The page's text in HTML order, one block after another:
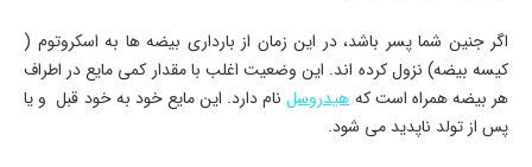
اگر جنین شما پسر باشد، در این زمان از بارداری بیضه ها به اسکروتوم (
کیسه بیضه) نزول کرده اند. این وضعیت اغلب با مقدار کمی مایع در اطراف
هر بیضه همراه است کههیدروسلنام دارد. این مایع خود به خود قبل و یا
پس از تولد ناپدید می شود.